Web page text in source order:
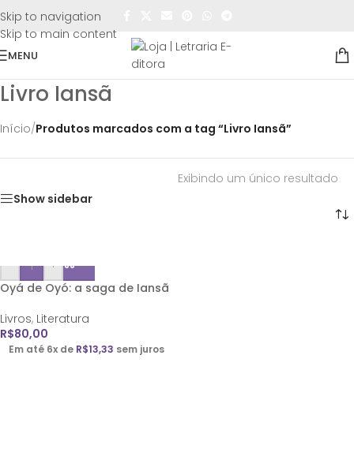
Skip to navigation
Skip to main content
FRETE GRÁTIS
MENU
Livro Iansã
Início/Produtos marcados com a tag “Livro Iansã”
Show sidebar
Exibindo um único resultado
+
Oyá de Oyó: a saga de Iansã
Livros, Literatura
R$80,00
Em até 6x de R$13,33 sem juros